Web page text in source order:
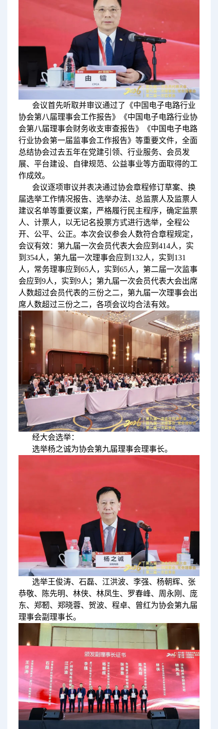
会议首先听取并审议通过了《中国电子电路行业
协会第八届理事会工作报告》《中国电子电路行业协
会第八届理事会财务收支审查报告》《中国电子电路
行业协会第一届监事会工作报告》等重要文件，全面
总结协会过去五年在党建引领、行业服务、会员发
展、平台建设、自律规范、公益事业等方面取得的工
作成效。
会议逐项审议并表决通过协会章程修订草案、换
届选举工作情况报告、选举办法、总监票人及监票人
建议名单等重要议案，严格履行民主程序，确定监票
人、计票人，以无记名投票方式进行选举，全程公
开、公平、公正。本次会议参会人数符合章程规定，
会议有效：第九届一次会员代表大会应到414人，实
到354人，第九届一次理事会应到132人，实到131
人，常务理事应到65人，实到65人，第二届一次监事
会应到9人，实到9人；第九届一次会员代表大会出席
人数超过会员代表的三份之二，第九届一次理事会出
席人数超过三份之二，各项会议均合法有效。
经大会选举：
选举杨之诚为协会第九届理事会理事长。
选举王俊涛、石磊、江洪波、李强、杨朝辉、张
恭敬、陈先明、林侠、林凤生、罗春峰、周永刚、庞
东、郑靭、郑晓蓉、贺波、程卓、曾红为协会第九届
理事会副理事长。